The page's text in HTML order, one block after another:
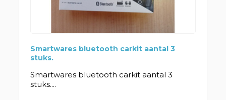
Smartwares bluetooth carkit aantal 3
stuks.
Smartwares bluetooth carkit aantal 3
stuks....